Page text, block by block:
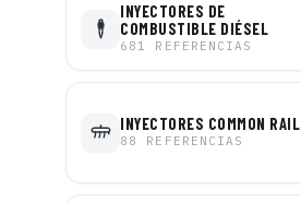
INYECTORES DE
COMBUSTIBLE DIÉSEL
681 REFERENCIAS
INYECTORES COMMON RAIL
88 REFERENCIAS